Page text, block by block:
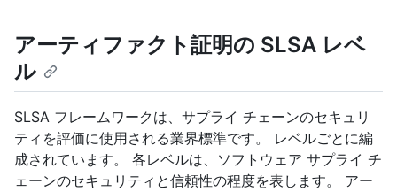
アーティファクト証明の SLSA レベ
ル
SLSA フレームワークは、サプライ チェーンのセキュリ
ティを評価に使用される業界標準です。 レベルごとに編
成されています。 各レベルは、ソフトウェア サプライ チ
ェーンのセキュリティと信頼性の程度を表します。 アー